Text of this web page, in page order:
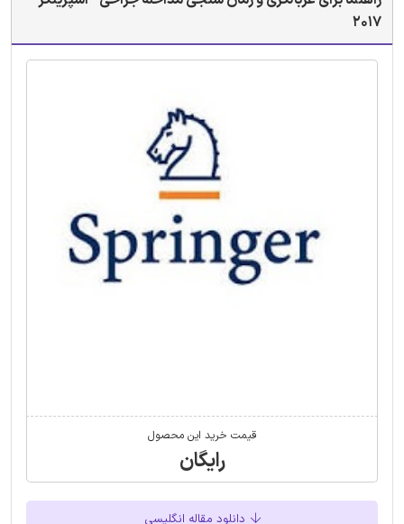
2017
قیمت خرید این محصول
رایگان
دانلود مقاله انگلیسی